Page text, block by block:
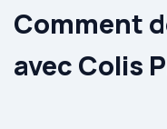
Comment
avec Colis